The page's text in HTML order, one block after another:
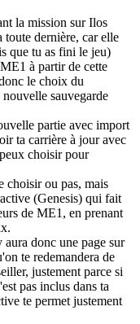
la mission sur Ilos
toute dernière, car elle
que tu as fini le jeu)
à partir de cette
le choix du
sauvegarde
partie avec import
ta carrière à jour avec
choisir pour
choisir ou pas, mais
(Genesis) qui fait
de ME1, en prenant
donc une page sur
te redemandera de
justement parce si
pas inclus dans ta
te permet justement